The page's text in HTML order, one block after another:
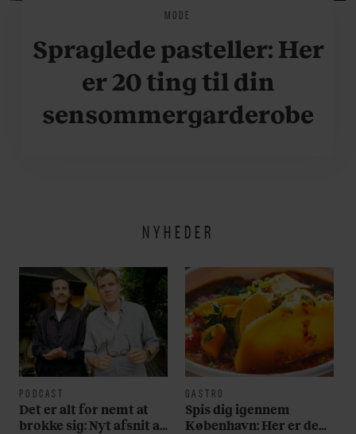
MODE
Spraglede pasteller: Her
er 20 ting til din
sensommergarderobe
NYHEDER
PODCAST
Det er alt for nemt at
brokke sig: Nyt afsnit af
GASTRO
Spis dig igennem
København: Her er de